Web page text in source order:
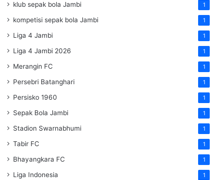
klub sepak bola Jambi 1
kompetisi sepak bola Jambi 1
Liga 4 Jambi 1
Liga 4 Jambi 2026 1
Merangin FC 1
Persebri Batanghari 1
Persisko 1960 1
Sepak Bola Jambi 1
Stadion Swarnabhumi 1
Tabir FC 1
Bhayangkara FC 1
Liga Indonesia 1